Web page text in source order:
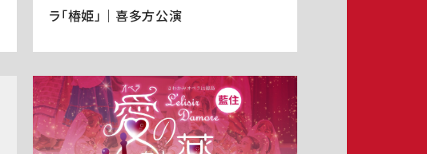
ラ「椿姫」｜喜多方公演